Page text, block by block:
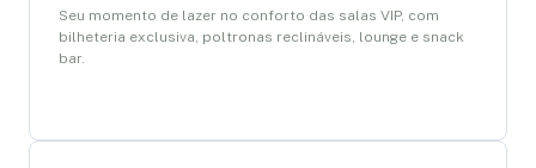
Seu momento de lazer no conforto das salas VIP, com
bilheteria exclusiva, poltronas reclináveis, lounge e snack
bar.